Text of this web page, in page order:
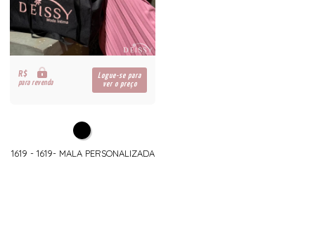
R$
para revenda
Logue-se para
ver o preço
1619 - 1619- MALA PERSONALIZADA